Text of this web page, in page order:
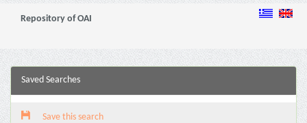
Repository of OAI
Saved Searches
Save this search